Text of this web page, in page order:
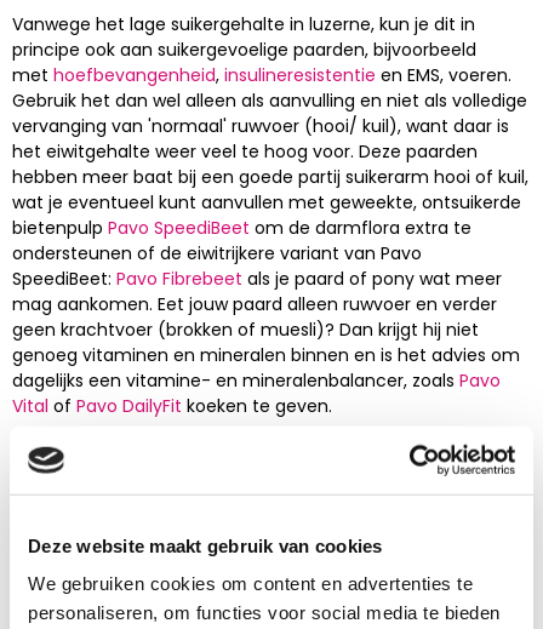
Deze website maakt gebruik van cookies
We gebruiken cookies om content en advertenties te
personaliseren, om functies voor social media te bieden
Vanwege het lage suikergehalte in luzerne, kun je dit in
principe ook aan suikergevoelige paarden, bijvoorbeeld
met hoefbevangenheid, insulineresistentie en EMS, voeren.
Gebruik het dan wel alleen als aanvulling en niet als volledige
vervanging van 'normaal' ruwvoer (hooi/ kuil), want daar is
het eiwitgehalte weer veel te hoog voor. Deze paarden
hebben meer baat bij een goede partij suikerarm hooi of kuil,
wat je eventueel kunt aanvullen met geweekte, ontsuikerde
bietenpulp Pavo SpeediBeet om de darmflora extra te
ondersteunen of de eiwitrijkere variant van Pavo
SpeediBeet: Pavo Fibrebeet als je paard of pony wat meer
mag aankomen. Eet jouw paard alleen ruwvoer en verder
geen krachtvoer (brokken of muesli)? Dan krijgt hij niet
genoeg vitaminen en mineralen binnen en is het advies om
dagelijks een vitamine- en mineralenbalancer, zoals Pavo
Vital of Pavo DailyFit koeken te geven.
Hoeveel luzerne geef je aan je paard?
Luzerne is een waardevol voedermiddel in het rantsoen,
dagelijks zou moeten geven, hangt af van het eiwitgehalte
in je ruwvoer, wat je wilt bereiken en wat voor paard je hebt.
Geef je slechts een paar handjes als extraatje door het
krachtvoer, dan stimuleer je alleen het kauwen. Wil je echt